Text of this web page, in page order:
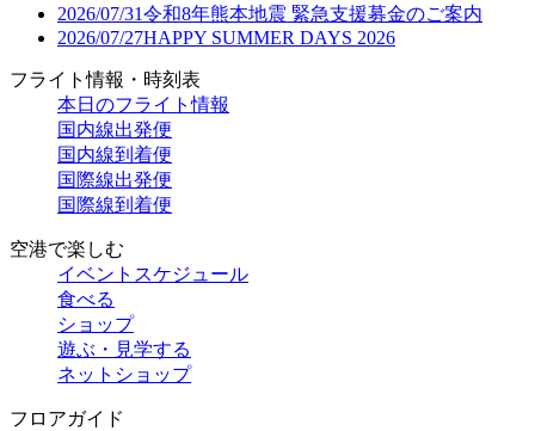
2026/07/31令和8年熊本地震 緊急支援募金のご案内
2026/07/27HAPPY SUMMER DAYS 2026
フライト情報・時刻表
本日のフライト情報
国内線出発便
国内線到着便
国際線出発便
国際線到着便
空港で楽しむ
イベントスケジュール
食べる
ショップ
遊ぶ・見学する
ネットショップ
フロアガイド